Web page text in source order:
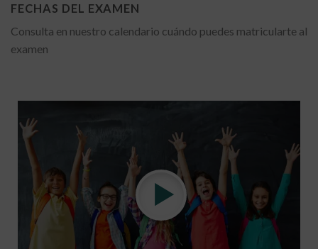
FECHAS DEL EXAMEN
Consulta en nuestro calendario cuándo puedes matricularte al
examen